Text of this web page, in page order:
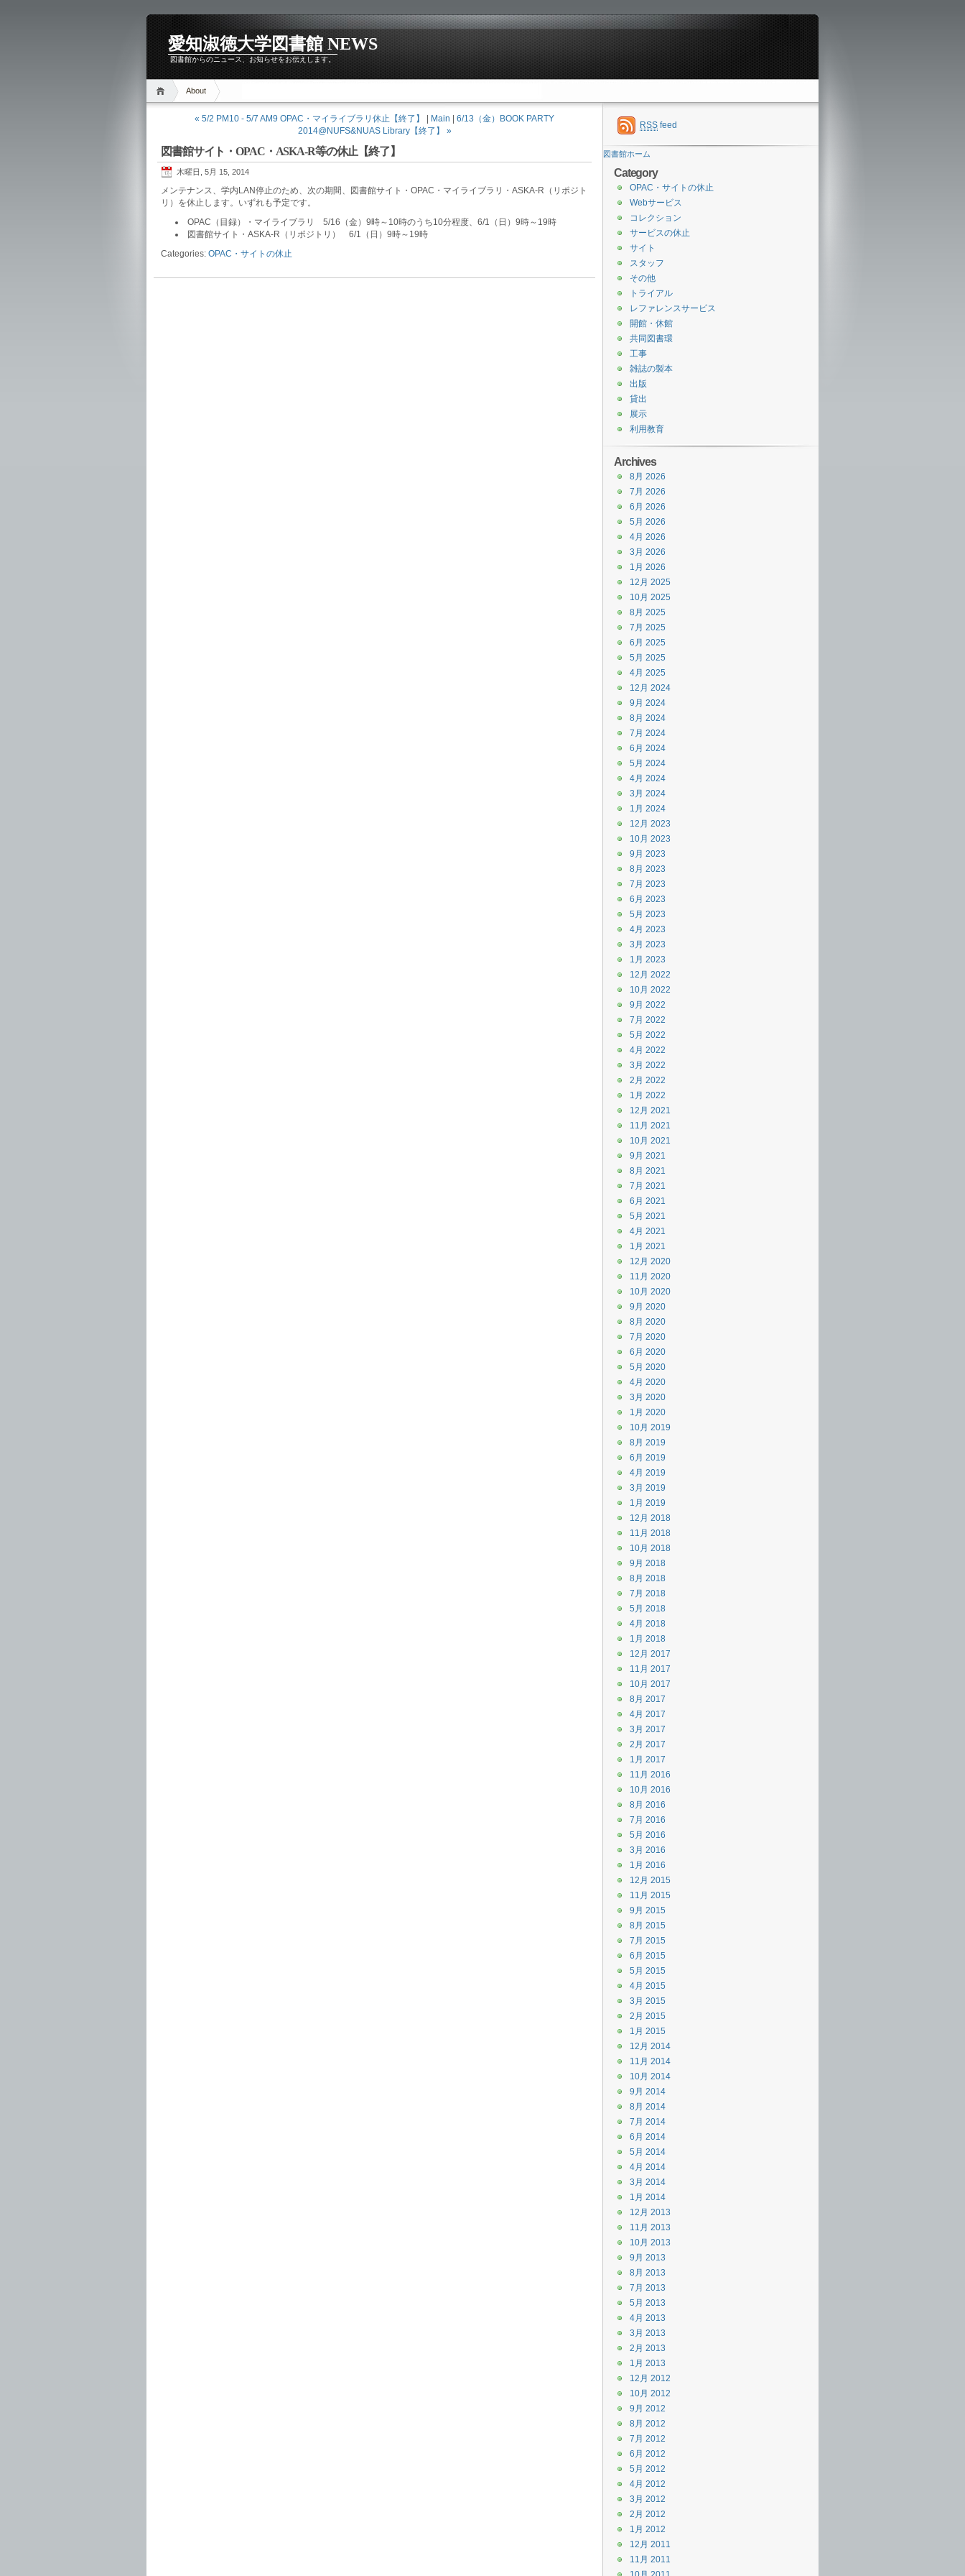
愛知淑徳大学図書館 NEWS
図書館からのニュース、お知らせをお伝えします。
About
« 5/2 PM10 - 5/7 AM9 OPAC・マイライブラリ休止【終了】 Main
6/13（金）BOOK PARTY
2014@NUFS&NUAS Library【終了】 »
図書館サイト・OPAC・ASKA-R等の休止【終了】
木曜日, 5月 15, 2014
メンテナンス、学内LAN停止のため、次の期間、図書館サイト・OPAC・マイライブラリ・ASKA-R（リポジト
リ）を休止します。いずれも予定です。
OPAC（目録）・マイライブラリ 5/16（金）9時～10時のうち10分程度、6/1（日）9時～19時
図書館サイト・ASKA-R（リポジトリ） 6/1（日）9時～19時
Categories: OPAC・サイトの休止
RSS feed
図書館ホーム
Category
OPAC・サイトの休止
Webサービス
コレクション
サービスの休止
サイト
スタッフ
その他
トライアル
レファレンスサービス
開館・休館
共同図書環
工事
雑誌の製本
出版
貸出
展示
利用教育
Archives
8月 2026
7月 2026
6月 2026
5月 2026
4月 2026
3月 2026
1月 2026
12月 2025
10月 2025
8月 2025
7月 2025
6月 2025
5月 2025
4月 2025
12月 2024
9月 2024
8月 2024
7月 2024
6月 2024
5月 2024
4月 2024
3月 2024
1月 2024
12月 2023
10月 2023
9月 2023
8月 2023
7月 2023
6月 2023
5月 2023
4月 2023
3月 2023
1月 2023
12月 2022
10月 2022
9月 2022
7月 2022
5月 2022
4月 2022
3月 2022
2月 2022
1月 2022
12月 2021
11月 2021
10月 2021
9月 2021
8月 2021
7月 2021
6月 2021
5月 2021
4月 2021
1月 2021
12月 2020
11月 2020
10月 2020
9月 2020
8月 2020
7月 2020
6月 2020
5月 2020
4月 2020
3月 2020
1月 2020
10月 2019
8月 2019
6月 2019
4月 2019
3月 2019
1月 2019
12月 2018
11月 2018
10月 2018
9月 2018
8月 2018
7月 2018
5月 2018
4月 2018
1月 2018
12月 2017
11月 2017
10月 2017
8月 2017
4月 2017
3月 2017
2月 2017
1月 2017
11月 2016
10月 2016
8月 2016
7月 2016
5月 2016
3月 2016
1月 2016
12月 2015
11月 2015
9月 2015
8月 2015
7月 2015
6月 2015
5月 2015
4月 2015
3月 2015
2月 2015
1月 2015
12月 2014
11月 2014
10月 2014
9月 2014
8月 2014
7月 2014
6月 2014
5月 2014
4月 2014
3月 2014
1月 2014
12月 2013
11月 2013
10月 2013
9月 2013
8月 2013
7月 2013
5月 2013
4月 2013
3月 2013
2月 2013
1月 2013
12月 2012
10月 2012
9月 2012
8月 2012
7月 2012
6月 2012
5月 2012
4月 2012
3月 2012
2月 2012
1月 2012
12月 2011
11月 2011